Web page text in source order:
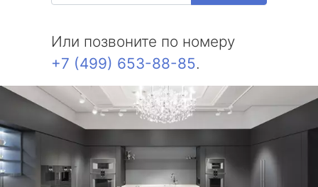
Или позвоните по номеру
+7 (499) 653-88-85.